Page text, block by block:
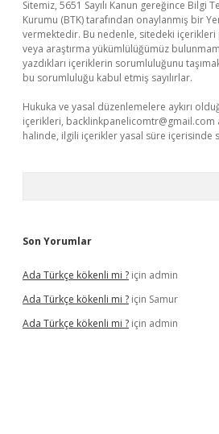
Sitemiz, 5651 Sayılı Kanun gereğince Bilgi
Kurumu (BTK) tarafından onaylanmış bir
vermektedir. Bu nedenle, sitedeki
veya araştırma yükümlülüğümüz
yazdıkları içeriklerin sorumluluğunu
bu sorumluluğu kabul etmiş sayılırlar.
Hukuka ve yasal düzenlemelere aykırı
içerikleri, backlinkpanelicomtr@gmail.com
halinde, ilgili içerikler yasal süre içerisinde
Son Yorumlar
Ada Türkçe kökenli mi ? için admin
Ada Türkçe kökenli mi ? için Samur
Ada Türkçe kökenli mi ? için admin